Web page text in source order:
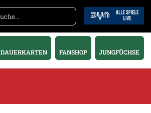
DAUERKARTEN FANSHOP JUNGFÜCHSE